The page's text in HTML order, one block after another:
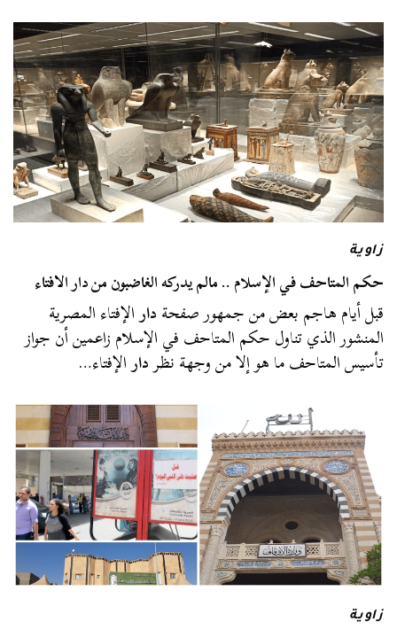
زاوية
حكم المتاحف في الإسلام .. مالم يدركه الغاضبون من دار الافتاء
قبل أيام هاجم بعض من جمهور صفحةدارالإفتاء المصرية
المنشور الذي تناول حكم المتاحف في الإسلام زاعمين أن جواز
تأسيس المتاحف ما هو إلا من وجهة نظردارالإفتاء…
زاوية